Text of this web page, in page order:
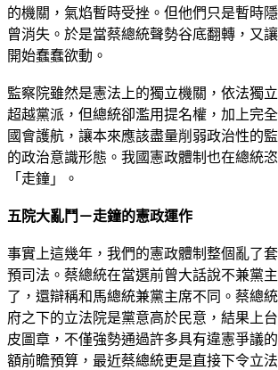
的機關，氣焰暫時受挫。但他們只是暫時
曾消失。於是當蔡總統聲勢谷底翻轉，又
開始蠢蠢欲動。
監察院雖然是憲法上的獨立機關，依法獨
超越黨派，但總統卻濫用提名權，加上完
國會護航，讓本來應該盡量削弱政治性的
的政治意識形態。我國憲政體制也在總統
「走鐘」。
五院大亂鬥－走鐘的憲政運作
事實上這幾年，我們的憲政體制整個亂了
預司法。蔡總統在當選前曾大話說不兼黨
了，還辯稱和馬總統兼黨主席不同。蔡總
府之下的立法院是黨意高於民意，結果上
皮圖章，不僅強勢通過許多具有違憲爭議
額前瞻預算，最近蔡總統更是直接下令立